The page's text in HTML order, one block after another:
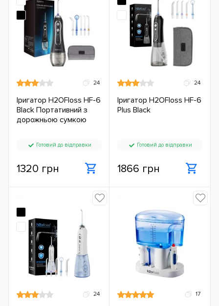
24
Іригатор H2OFloss HF-6
Black Портативний з
дорожньою сумкою
Готовий до відправки
1320 грн
24
Іригатор H2OFloss HF-6
Plus Black
Готовий до відправки
1866 грн
24 17